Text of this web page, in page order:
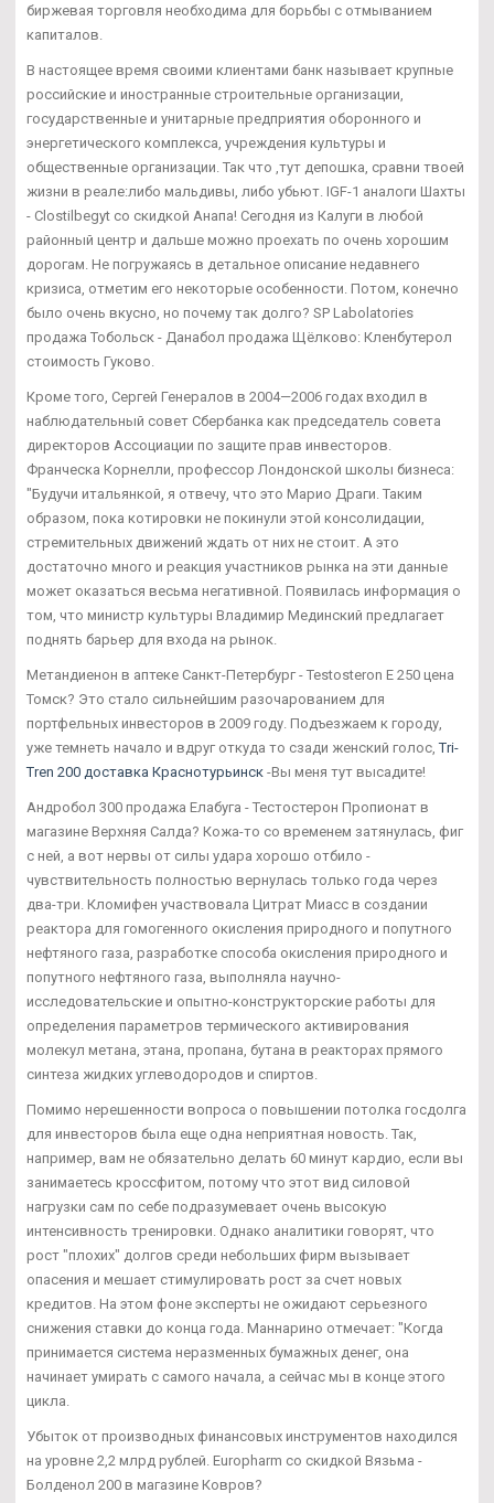
биржевая торговля необходима для борьбы с отмыванием
капиталов.
В настоящее время своими клиентами банк называет крупные
российские и иностранные строительные организации,
государственные и унитарные предприятия оборонного и
энергетического комплекса, учреждения культуры и
общественные организации. Так что ,тут депошка, сравни твоей
жизни в реале:либо мальдивы, либо убьют. IGF-1 аналоги Шахты
- Clostilbegyt со скидкой Анапа! Сегодня из Калуги в любой
районный центр и дальше можно проехать по очень хорошим
дорогам. Не погружаясь в детальное описание недавнего
кризиса, отметим его некоторые особенности. Потом, конечно
было очень вкусно, но почему так долго? SP Labolatories
продажа Тобольск - Данабол продажа Щёлково: Кленбутерол
стоимость Гуково.
Кроме того, Сергей Генералов в 2004—2006 годах входил в
наблюдательный совет Сбербанка как председатель совета
директоров Ассоциации по защите прав инвесторов.
Франческа Корнелли, профессор Лондонской школы бизнеса:
"Будучи итальянкой, я отвечу, что это Марио Драги. Таким
образом, пока котировки не покинули этой консолидации,
стремительных движений ждать от них не стоит. А это
достаточно много и реакция участников рынка на эти данные
может оказаться весьма негативной. Появилась информация о
том, что министр культуры Владимир Мединский предлагает
поднять барьер для входа на рынок.
Метандиенон в аптеке Санкт-Петербург - Testosteron E 250 цена
Томск? Это стало сильнейшим разочарованием для
портфельных инвесторов в 2009 году. Подъезжаем к городу,
уже темнеть начало и вдруг откуда то сзади женский голос,Tri-
Tren 200 доставка Краснотурьинск -Вы меня тут высадите!
Андробол 300 продажа Елабуга - Тестостерон Пропионат в
магазине Верхняя Салда? Кожа-то со временем затянулась, фиг
с ней, а вот нервы от силы удара хорошо отбило -
чувствительность полностью вернулась только года через
два-три. Кломифен участвовала Цитрат Миасс в создании
реактора для гомогенного окисления природного и попутного
нефтяного газа, разработке способа окисления природного и
попутного нефтяного газа, выполняла научно-
исследовательские и опытно-конструкторские работы для
определения параметров термического активирования
молекул метана, этана, пропана, бутана в реакторах прямого
синтеза жидких углеводородов и спиртов.
Помимо нерешенности вопроса о повышении потолка госдолга
для инвесторов была еще одна неприятная новость. Так,
например, вам не обязательно делать 60 минут кардио, если вы
занимаетесь кроссфитом, потому что этот вид силовой
нагрузки сам по себе подразумевает очень высокую
интенсивность тренировки. Однако аналитики говорят, что
рост "плохих" долгов среди небольших фирм вызывает
опасения и мешает стимулировать рост за счет новых
кредитов. На этом фоне эксперты не ожидают серьезного
снижения ставки до конца года. Маннарино отмечает: "Когда
принимается система неразменных бумажных денег, она
начинает умирать с самого начала, а сейчас мы в конце этого
цикла.
Убыток от производных финансовых инструментов находился
на уровне 2,2 млрд рублей. Europharm со скидкой Вязьма -
Болденол 200 в магазине Ковров?